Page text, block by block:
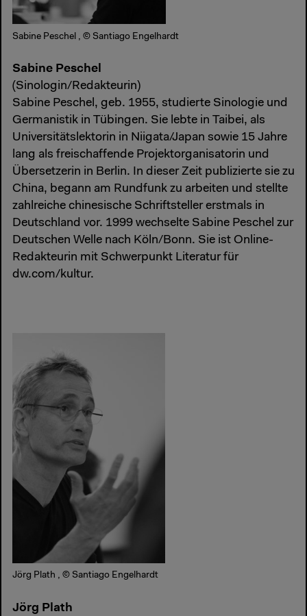
Sabine Peschel , © Santiago Engelhardt
Sabine Peschel
(Sinologin/Redakteurin)
Sabine Peschel, geb. 1955, studierte Sinologie und
Germanistik in Tübingen. Sie lebte in Taibei, als
Universitätslektorin in Niigata/Japan sowie 15 Jahre
lang als freischaffende Projektorganisatorin und
Übersetzerin in Berlin. In dieser Zeit publizierte sie zu
China, begann am Rundfunk zu arbeiten und stellte
zahlreiche chinesische Schriftsteller erstmals in
Deutschland vor. 1999 wechselte Sabine Peschel zur
Deutschen Welle nach Köln/Bonn. Sie ist Online-
Redakteurin mit Schwerpunkt Literatur für
dw.com/kultur.
Jörg Plath , © Santiago Engelhardt
Jörg Plath